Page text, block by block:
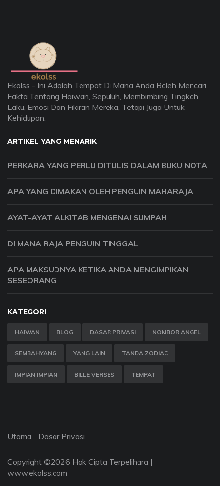
Ekolss - Ini Adalah Tempat Di Mana Anda Boleh Mencari
Fakta Tentang Haiwan, Sepuluh, Membimbing Tingkah
Laku, Emosi Dan Fikiran Mereka, Tetapi Juga Untuk
Kehidupan.
ARTIKEL YANG MENARIK
PERKARA YANG PERLU DITULIS DALAM BUKU NOTA
APA YANG DIMAKAN OLEH PENGUIN MAHARAJA
AYAT-AYAT ALKITAB MENGENAI SUMPAH
DI MANA RAJA PENGUIN TINGGAL
APA MAKSUDNYA KETIKA ANDA MENGIMPIKAN
SESEORANG
KATEGORI
HAIWAN BLOG DASAR PRIVASI NOMBOR ANGEL
SEMBAHYANG YANG LAIN TANDA ZODIAC
IMPIAN IMPIAN BILLE VERSES TEMPAT
Utama Dasar Privasi
Copyright ©2026 Hak Cipta Terpelihara |
www.ekolss.com